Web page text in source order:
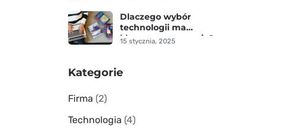
Dlaczego wybór
technologii ma
kluczowe znaczenie?
15 stycznia, 2025
Kategorie
Firma (2)
Technologia (4)